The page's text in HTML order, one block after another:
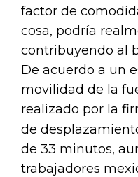
factor de
cosa, podría
contribuyendo al
De acuerdo a un
movilidad de la
realizado por la
de
de 33 minutos,
trabajadores